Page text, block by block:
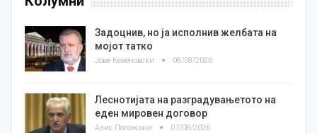
Задоцнив, но ја исполнив желбата на
мојот татко
Јове Кекеновски 08/08/2026
Леснотијата на разградувањетото на
еден мировен договор
Азис Положани 07/08/2026